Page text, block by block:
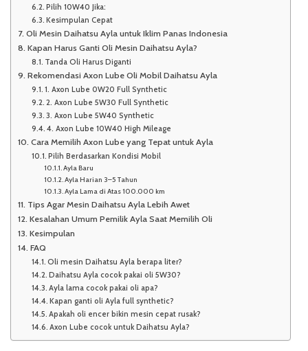
Pilih 10W40 Jika:
Kesimpulan Cepat
Oli Mesin Daihatsu Ayla untuk Iklim Panas Indonesia
Kapan Harus Ganti Oli Mesin Daihatsu Ayla?
Tanda Oli Harus Diganti
Rekomendasi Axon Lube Oli Mobil Daihatsu Ayla
1. Axon Lube 0W20 Full Synthetic
2. Axon Lube 5W30 Full Synthetic
3. Axon Lube 5W40 Synthetic
4. Axon Lube 10W40 High Mileage
Cara Memilih Axon Lube yang Tepat untuk Ayla
Pilih Berdasarkan Kondisi Mobil
Ayla Baru
Ayla Harian 3–5 Tahun
Ayla Lama di Atas 100.000 km
Tips Agar Mesin Daihatsu Ayla Lebih Awet
Kesalahan Umum Pemilik Ayla Saat Memilih Oli
Kesimpulan
FAQ
Oli mesin Daihatsu Ayla berapa liter?
Daihatsu Ayla cocok pakai oli 5W30?
Ayla lama cocok pakai oli apa?
Kapan ganti oli Ayla full synthetic?
Apakah oli encer bikin mesin cepat rusak?
Axon Lube cocok untuk Daihatsu Ayla?